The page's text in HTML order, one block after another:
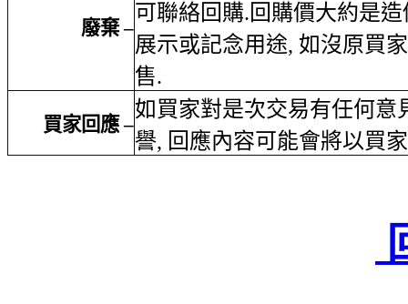
廢棄 –
可聯絡回購. 回購價大約是
展示或記念用途, 如沒原買
售.
買家回應 –
如買家對是次交易有任何意
譽, 回應內容可能會將以買